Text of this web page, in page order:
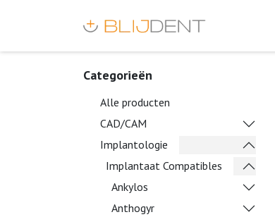
Categorieën
Alle producten
CAD/CAM
Implantologie
Implantaat Compatibles
Ankylos
Anthogyr